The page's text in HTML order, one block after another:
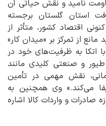
نامید و نقش حیاتی آن
استان گلستان برجسته
اقتصاد کشور، متأثر از
از تمرکز بر «میدان کار»
اتکا به ظرفیت‌های خود در
و صنعتی کلیدی مانند
نقش مهمی در تأمین
می‌کند.» وی همچنین به
و واردات کالا اشاره